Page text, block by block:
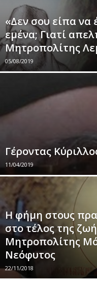
«Δεν σου είπα να
εμένα; Γιατί
Μητροπολίτης
05/08/2019
Γέροντας
11/04/2019
Η φήμη στους
στο τέλος της
Μητροπολίτης
Νεόφυτος
22/11/2018